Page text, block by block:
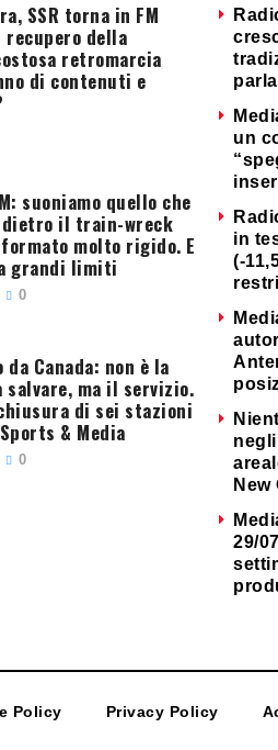
SSR torna in FM
recupero della
retromarcia
di contenuti e
suoniamo quello che
dietro il train-wreck
formato molto rigido. E
grandi limiti
0
Canada: non è la
salvare, ma il servizio.
di sei stazioni
& Media
0
un
in
(-
New
29/
Policy Privacy Policy